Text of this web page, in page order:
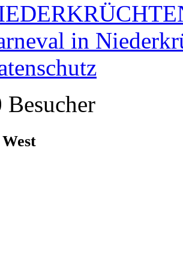
in
Besucher